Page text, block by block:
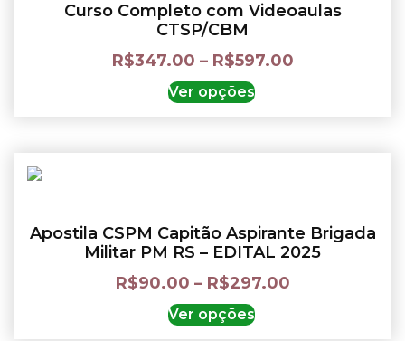
Curso Completo com Videoaulas
CTSP/CBM
R$347.00 – R$597.00
Ver opções
Apostila CSPM Capitão Aspirante Brigada
Militar PM RS – EDITAL 2025
R$90.00 – R$297.00
Ver opções